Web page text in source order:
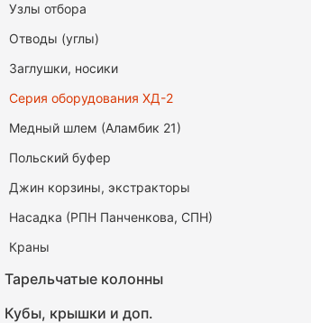
Узлы отбора
Отводы (углы)
Заглушки, носики
Серия оборудования ХД-2
Медный шлем (Аламбик 21)
Польский буфер
Джин корзины, экстракторы
Насадка (РПН Панченкова, СПН)
Краны
Тарельчатые колонны
Кубы, крышки и доп.